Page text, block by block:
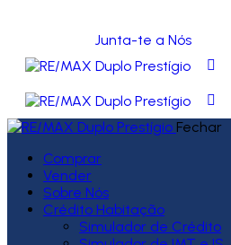
Junta-te a Nós
Fechar
Comprar
Vender
Sobre Nós
Crédito Habitação
Simulador de Crédito